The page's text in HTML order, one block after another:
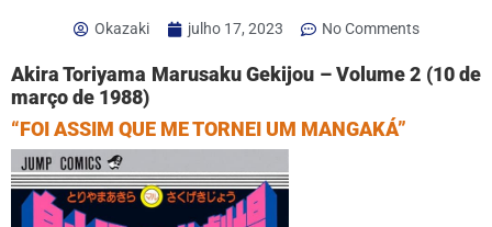
Okazaki julho 17, 2023 No Comments
Akira Toriyama Marusaku Gekijou – Volume 2 (10 de
março de 1988)
“FOI ASSIM QUE ME TORNEI UM MANGAKÁ”